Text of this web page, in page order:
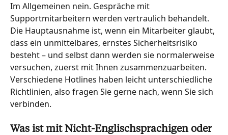
Im Allgemeinen nein. Gespräche mit
Supportmitarbeitern werden vertraulich behandelt.
Die Hauptausnahme ist, wenn ein Mitarbeiter glaubt,
dass ein unmittelbares, ernstes Sicherheitsrisiko
besteht – und selbst dann werden sie normalerweise
versuchen, zuerst mit Ihnen zusammenzuarbeiten.
Verschiedene Hotlines haben leicht unterschiedliche
Richtlinien, also fragen Sie gerne nach, wenn Sie sich
verbinden.
Was ist mit Nicht-Englischsprachigen oder